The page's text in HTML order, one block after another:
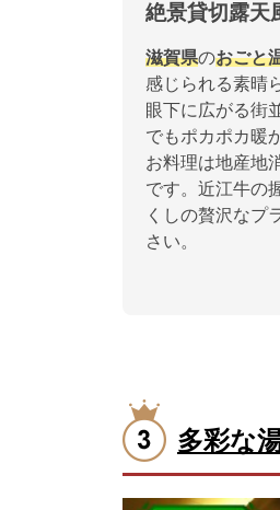
絶景貸切露天
滋賀県のおごと
感じられる素晴
眼下に広がる街
でもポカポカ暖
お料理は地産地
です。近江牛の
くしの贅沢なプ
さい。
多彩な